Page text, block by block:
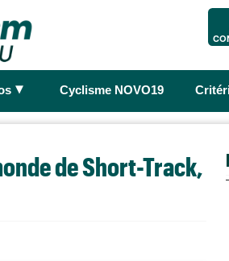
► Cyclisme NOVO19
de Short-Track,